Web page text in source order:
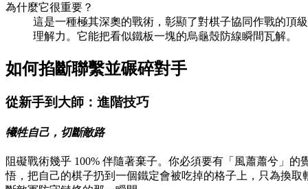
為什麼它很重要？
這是一種極其深奧的戰術，彰顯了對棋子協同作戰的頂級
理解力。它能把看似鐵板一塊的烏龜殼防線瞬間瓦解。
如何掐斷聯繫並碾碎對手
從新手到大師：進階技巧
犧牲自己，切斷敵路
阻礙戰術幾乎 100% 伴隨著棄子。你必須要有「風蕭蕭兮」的
悟，把自己的棋子扔到一個鐵定會被吃掉的格子上，只為換取